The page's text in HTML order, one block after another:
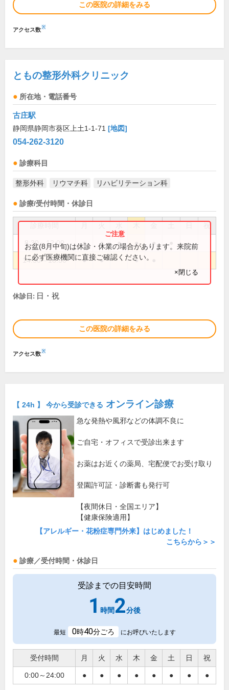
この医院の詳細をみる
アクセス数※
ともの整形外科クリニック
所在地・電話番号
古庄駅
静岡県静岡市葵区上土1-1-71 [地図]
054-262-3120
診療科目
整形外科 リウマチ科 リハビリテーション科
診療/受付時間・休診日
祝
8:30～12:00 ● ● ● ● ●
14:30～18:30 ● ● ●
お盆(8月中旬)は休診・休業の場合があります。来院前
に必ず医療機関に直接ご確認ください。
×閉じる
休診日: 日・祝
この医院の詳細をみる
アクセス数※
【 24h 】 今から受診できる オンライン診療
急な発熱や風邪などの体調不良に
ご自宅・オフィスで受診出来ます
お薬はお近くの薬局、宅配便でお受け取り
登園許可証・診断書も発行可
【夜間休日・全国エリア】
【健康保険適用】
【アレルギー・花粉症専門外来】はじめました！
こちらから＞＞
診療／受付時間・休診日
受診までの目安時間
1 時間2分後
最短 0時40分ごろ にお呼びいたします
受付時間 月 火 水 木 金 土 日 祝
0:00～24:00 ● ● ● ● ● ● ● ●